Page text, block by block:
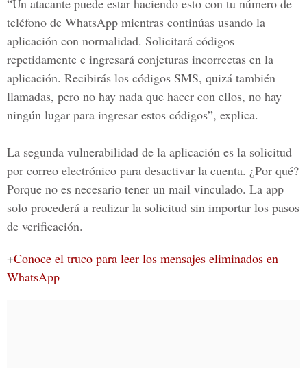
“Un atacante puede estar haciendo esto con tu número de
teléfono de WhatsApp mientras continúas usando la
aplicación con normalidad. Solicitará códigos
repetidamente e ingresará conjeturas incorrectas en la
aplicación. Recibirás los códigos SMS, quizá también
llamadas, pero no hay nada que hacer con ellos, no hay
ningún lugar para ingresar estos códigos”, explica.
La segunda vulnerabilidad de la aplicación es la solicitud
por correo electrónico para desactivar la cuenta. ¿Por qué?
Porque no es necesario tener un mail vinculado. La app
solo procederá a realizar la solicitud sin importar los pasos
de verificación.
+Conoce el truco para leer los mensajes eliminados en
WhatsApp